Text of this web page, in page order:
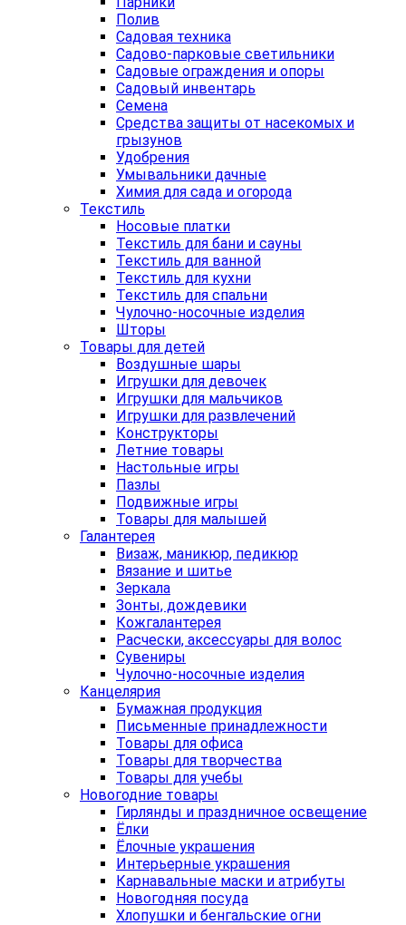
Полив
Садовая техника
Садово-парковые светильники
Садовые ограждения и опоры
Садовый инвентарь
Семена
Средства защиты от насекомых и
грызунов
Удобрения
Умывальники дачные
Химия для сада и огорода
Текстиль
Носовые платки
Текстиль для бани и сауны
Текстиль для ванной
Текстиль для кухни
Текстиль для спальни
Чулочно-носочные изделия
Шторы
Товары для детей
Воздушные шары
Игрушки для девочек
Игрушки для мальчиков
Игрушки для развлечений
Конструкторы
Летние товары
Настольные игры
Пазлы
Подвижные игры
Товары для малышей
Галантерея
Визаж, маникюр, педикюр
Вязание и шитье
Зеркала
Зонты, дождевики
Кожгалантерея
Расчески, аксессуары для волос
Сувениры
Чулочно-носочные изделия
Канцелярия
Бумажная продукция
Письменные принадлежности
Товары для офиса
Товары для творчества
Товары для учебы
Новогодние товары
Гирлянды и праздничное освещение
Ёлки
Ёлочные украшения
Интерьерные украшения
Карнавальные маски и атрибуты
Новогодняя посуда
Хлопушки и бенгальские огни